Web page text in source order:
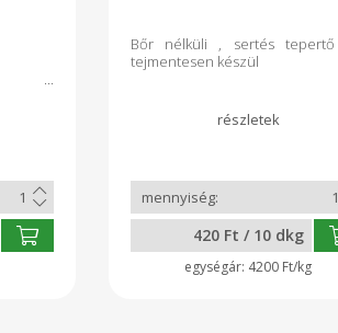
Bőr nélküli , sertés
tejmentesen készül
420 Ft / 10 dkg
4200 Ft/kg